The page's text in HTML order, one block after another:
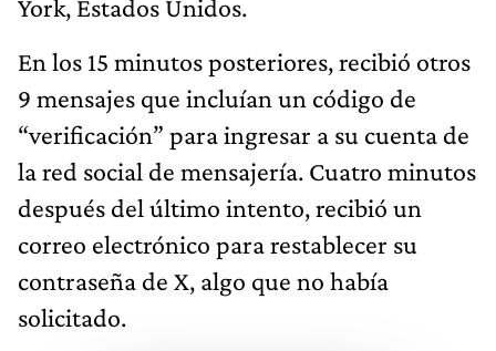
York, Estados Unidos.
En los 15 minutos posteriores, recibió otros
9 mensajes que incluían un código de
“verificación” para ingresar a su cuenta de
la red social de mensajería. Cuatro minutos
después del último intento, recibió un
correo electrónico para restablecer su
contraseña de X, algo que no había
solicitado.